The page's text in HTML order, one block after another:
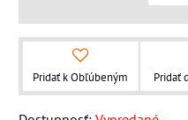
Pridať k Obľúbeným Pridať